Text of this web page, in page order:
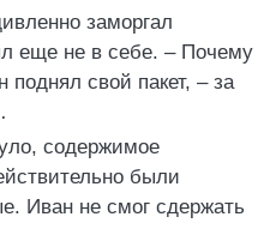
заморгал
еще не в себе. – Почему
свой пакет, – за
содержимое
были
Иван не смог сдержать